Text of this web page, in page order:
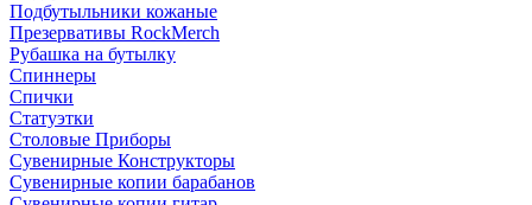
Подбутыльники кожаные
Презервативы RockMerch
Рубашка на бутылку
Спиннеры
Спички
Статуэтки
Столовые Приборы
Сувенирные Конструкторы
Сувенирные копии барабанов